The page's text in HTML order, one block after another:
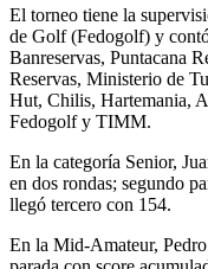
El torneo tiene la
de Golf (Fedogolf) y
Banreservas, Puntacana
Reservas, Ministerio de
Hut, Chilis, Hartemania,
Fedogolf y TIMM.
En la categoría Senior,
en dos rondas; segundo
llegó tercero con 154.
En la Mid-Amateur,